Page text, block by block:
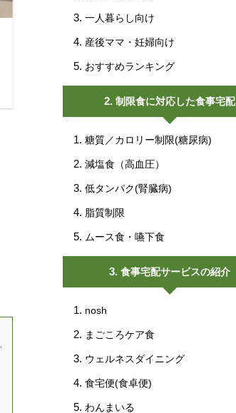
一人暮らし向け
産後ママ・妊婦向け
おすすめランキング
制限食に対応した食事宅配
糖質／カロリー制限(糖尿病)
減塩食（高血圧）
低タンパク(腎臓病)
脂質制限
ムース食・嚥下食
食事宅配サービスの紹介
nosh
まごころケア食
ウェルネスダイニング
食宅便(食卓便)
わんまいる